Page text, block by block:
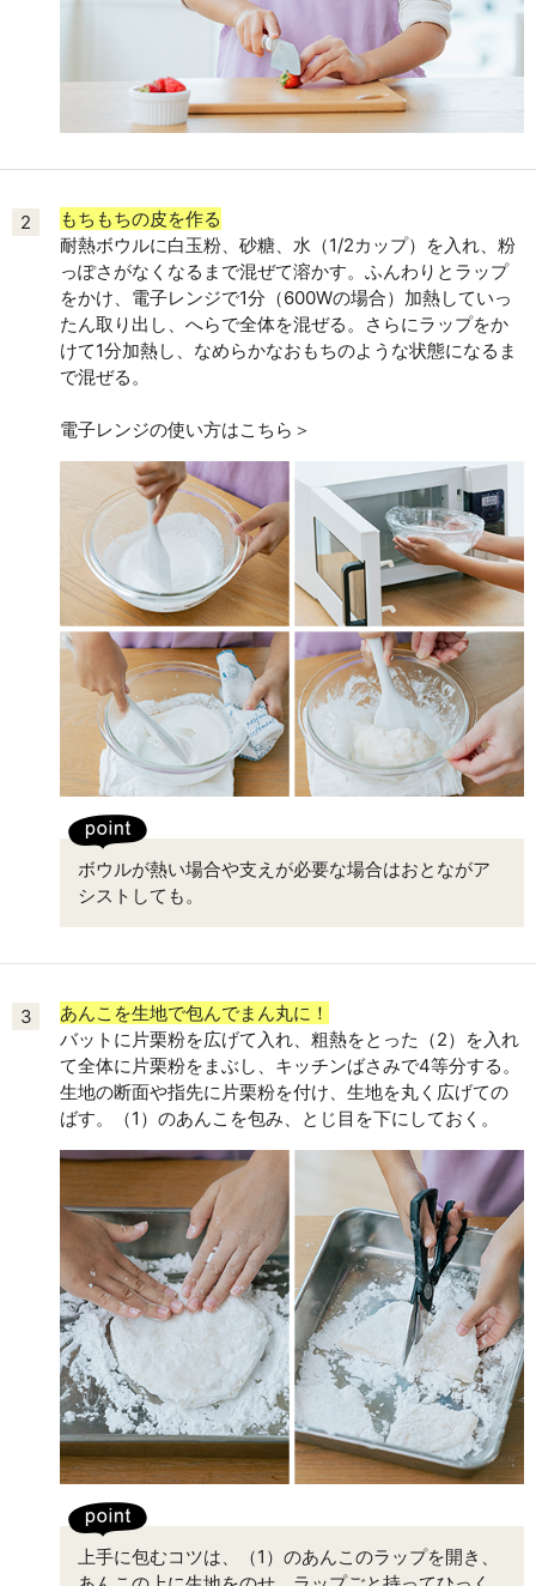
2
もちもちの皮を作る
耐熱ボウルに白玉粉、砂糖、水（1/2カップ）を入れ、粉
っぽさがなくなるまで混ぜて溶かす。ふんわりとラップ
をかけ、電子レンジで1分（600Wの場合）加熱していっ
たん取り出し、へらで全体を混ぜる。さらにラップをか
けて1分加熱し、なめらかなおもちのような状態になるま
で混ぜる。
電子レンジの使い方はこちら＞
ボウルが熱い場合や支えが必要な場合はおとながア
シストしても。
3
あんこを生地で包んでまん丸に！
バットに片栗粉を広げて入れ、粗熱をとった（2）を入れ
て全体に片栗粉をまぶし、キッチンばさみで4等分する。
生地の断面や指先に片栗粉を付け、生地を丸く広げての
ばす。（1）のあんこを包み、とじ目を下にしておく。
上手に包むコツは、（1）のあんこのラップを開き、